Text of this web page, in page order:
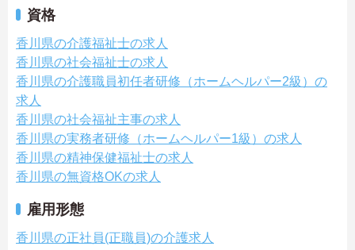
資格
香川県の介護福祉士の求人
香川県の社会福祉士の求人
香川県の介護職員初任者研修（ホームヘルパー2級）の
求人
香川県の社会福祉主事の求人
香川県の実務者研修（ホームヘルパー1級）の求人
香川県の精神保健福祉士の求人
香川県の無資格OKの求人
雇用形態
香川県の正社員(正職員)の介護求人